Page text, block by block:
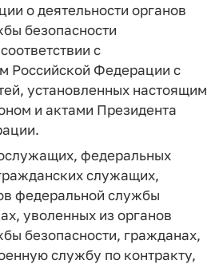
о деятельности органов
безопасности
с
Российской Федерации с
установленных настоящим
и актами Президента
федеральных
служащих,
федеральной службы
уволенных из органов
безопасности, гражданах,
службу по контракту,